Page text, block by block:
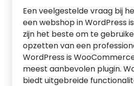
Een veelgestelde vraag bij
een webshop in WordPress
zijn het beste om te
opzetten van een
WordPress is
meest aanbevolen plugin.
biedt uitgebreide